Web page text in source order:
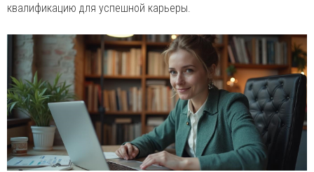
квалификацию для успешной карьеры.